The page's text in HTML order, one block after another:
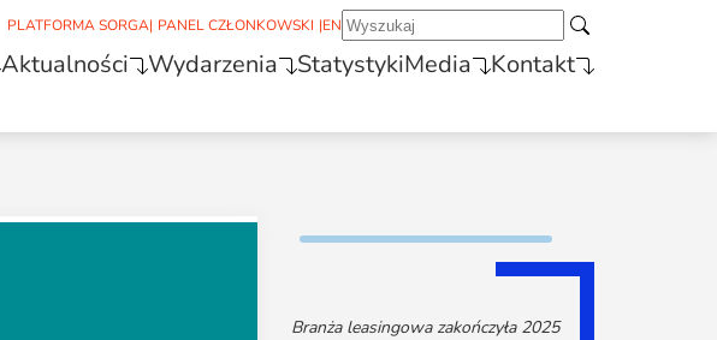
PLATFORMA SORGA| PANEL CZŁONKOWSKI |EN
Aktualności Wydarzenia StatystykiMedia Kontakt
Branża leasingowa zakończyła 2025